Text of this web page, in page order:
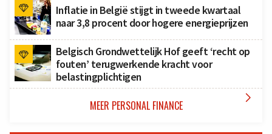
Inflatie in België stijgt in tweede kwartaal
naar 3,8 procent door hogere energieprijzen
Belgisch Grondwettelijk Hof geeft ‘recht op
fouten’ terugwerkende kracht voor
belastingplichtigen
MEER PERSONAL FINANCE 